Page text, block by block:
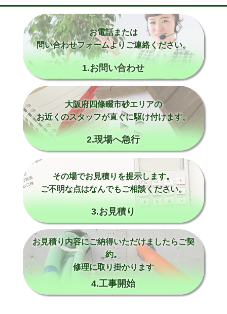
お電話または
問い合わせフォームよりご連絡ください。
1.お問い合わせ
大阪府四條畷市砂エリアの
お近くのスタッフが直ぐに駆け付けます。
2.現場へ急行
その場でお見積りを提示します。
ご不明な点はなんでもご相談ください。
3.お見積り
お見積り内容にご納得いただけましたらご契
約。
修理に取り掛かります
4.工事開始